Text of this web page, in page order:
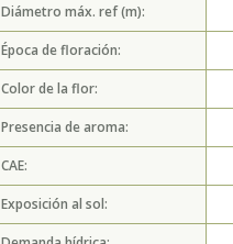
Diámetro máx. ref (m):
Época de floración:
Color de la flor:
Presencia de aroma:
CAE:
Exposición al sol: